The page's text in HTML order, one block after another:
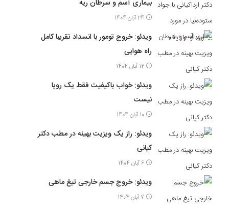
بیماری آسم و سرطان ریه
24 آبان 1404
ویدئو: خروج تومور با انسداد تقریبا کامل
راه هوایی
12 آبان 1404
ویدئو: خواب باکیفیت فقط یک رویا
نیست
10 آبان 1404
ویدئو: راز یک ویزیت بهینه در مطب دکتر
کیانی
6 آبان 1404
ویدئو: خروج جسم خارجی تیغ ماهی
7 آبان 1404